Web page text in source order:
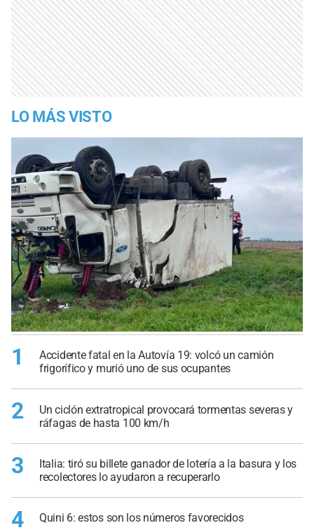
LO MÁS VISTO
1
Accidente fatal en la Autovía 19: volcó un camión
frigorífico y murió uno de sus ocupantes
2
Un ciclón extratropical provocará tormentas severas y
ráfagas de hasta 100 km/h
3
Italia: tiró su billete ganador de lotería a la basura y los
recolectores lo ayudaron a recuperarlo
4 Quini 6: estos son los números favorecidos